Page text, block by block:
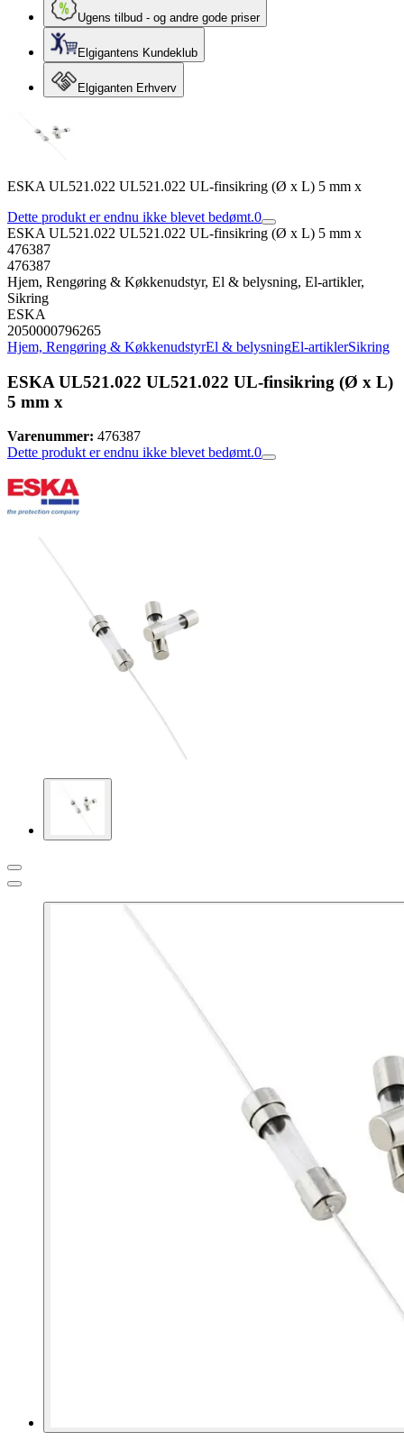
Ugens tilbud - og andre gode priser
Elgigantens Kundeklub
Elgiganten Erhverv
ESKA UL521.022 UL521.022 UL-finsikring (Ø x L) 5 mm x
Dette produkt er endnu ikke blevet bedømt.0
ESKA UL521.022 UL521.022 UL-finsikring (Ø x L) 5 mm x
476387
476387
Hjem, Rengøring & Køkkenudstyr, El & belysning, El-artikler,
Sikring
ESKA
2050000796265
Hjem, Rengøring & KøkkenudstyrEl & belysningEl-artiklerSikring
ESKA UL521.022 UL521.022 UL-finsikring (Ø x L)
5 mm x
Varenummer: 476387
Dette produkt er endnu ikke blevet bedømt.0